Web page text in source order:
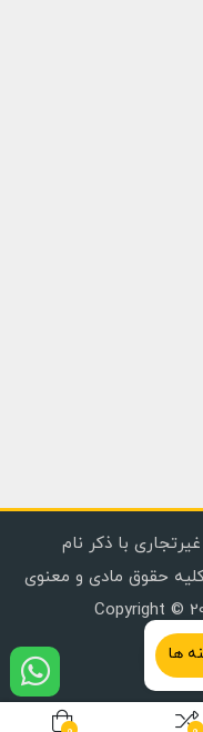
با ذکر نام
حقوق مادی و معنوی
ها